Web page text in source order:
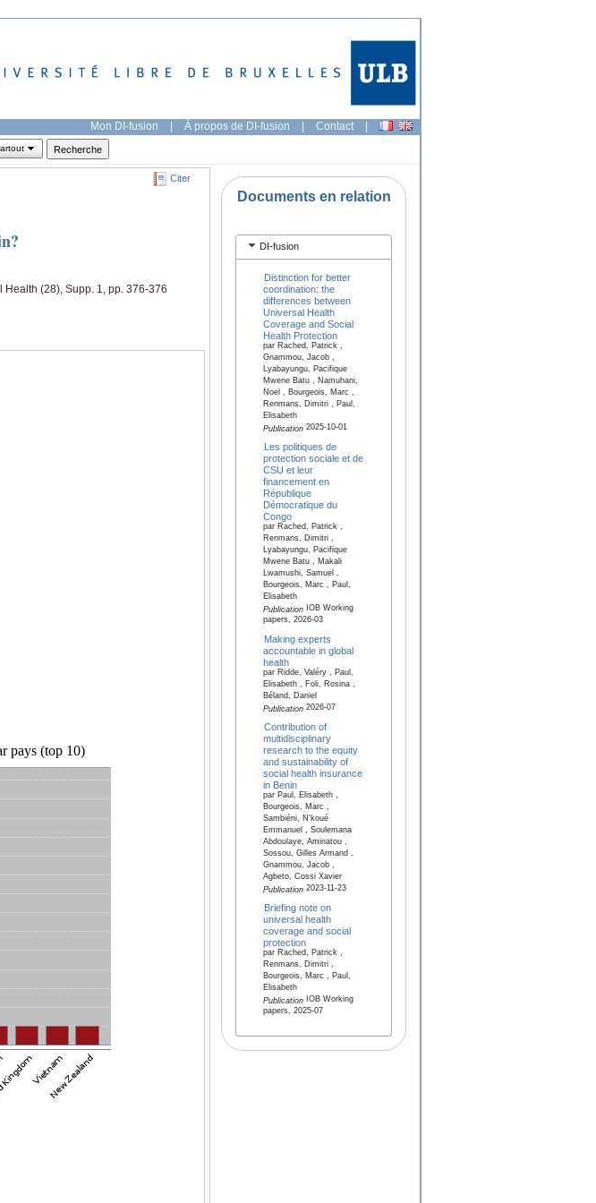
Mon DI-fusion | À propos de DI-fusion | Contact |
Citer
(28), Supp. 1, pp. 376-376
Documents en relation
DI-fusion
Distinction for better
coordination: the
differences between
Universal Health
Coverage and Social
Health Protection
par Rached, Patrick ,
Gnammou, Jacob ,
Lyabayungu, Pacifique
Mwene Batu , Namuhani,
Noel , Bourgeois, Marc ,
Renmans, Dimitri , Paul,
Elisabeth
Publication2025-10-01
Les politiques de
protection sociale et de
CSU et leur
financement en
République
Démocratique du
Congo
par Rached, Patrick ,
Renmans, Dimitri ,
Lyabayungu, Pacifique
Mwene Batu , Makali
Lwamushi, Samuel ,
Bourgeois, Marc , Paul,
Elisabeth
PublicationIOB Working
papers, 2026-03
Making experts
accountable in global
health
par Ridde, Valéry , Paul,
Elisabeth , Foli, Rosina ,
Béland, Daniel
Publication2026-07
Contribution of
multidisciplinary
research to the equity
and sustainability of
social health insurance
in Benin
par Paul, Elisabeth ,
Bourgeois, Marc ,
Sambiéni, N'koué
Emmanuel , Soulemana
Abdoulaye, Aminatou ,
Sossou, Gilles Armand ,
Gnammou, Jacob ,
Agbeto, Cossi Xavier
Publication2023-11-23
Briefing note on
universal health
coverage and social
protection
par Rached, Patrick ,
Renmans, Dimitri ,
Bourgeois, Marc , Paul,
Elisabeth
PublicationIOB Working
papers, 2025-07